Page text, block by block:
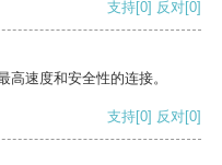
支持[0] 反对[0]
速度和安全性的连接。
支持[0] 反对[0]